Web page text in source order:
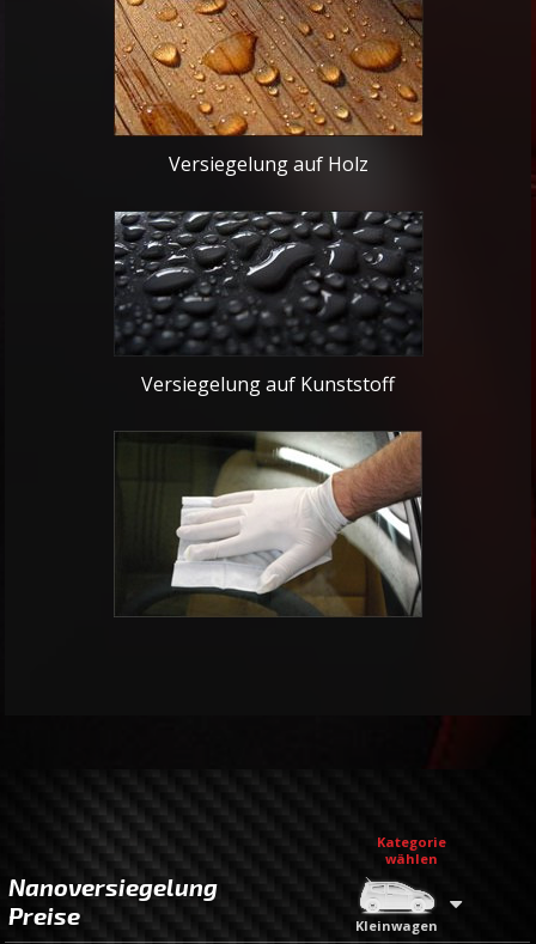
Versiegelung auf Holz
Versiegelung auf Kunststoff
Nanoversiegelung
Preise
Kategorie
wählen
Kleinwagen